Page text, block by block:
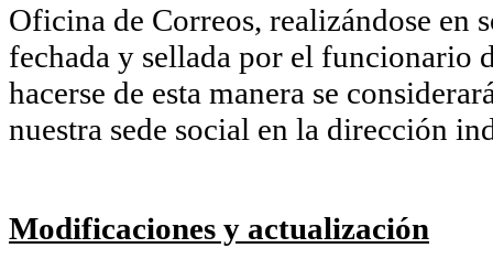
Oficina de Correos, realizándose en
fechada y sellada por el funcionario
hacerse de esta manera se
nuestra sede social en la dirección
Modificaciones y actualización